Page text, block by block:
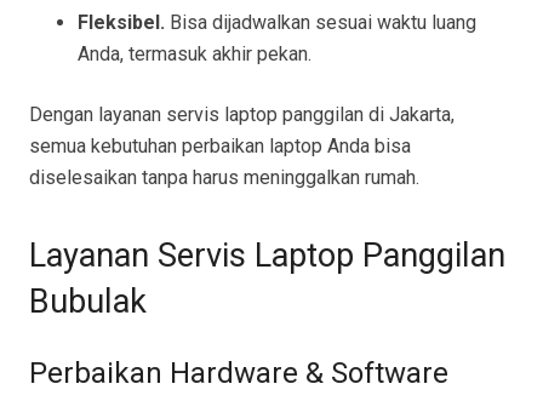
Fleksibel. Bisa dijadwalkan sesuai waktu luang
Anda, termasuk akhir pekan.
Dengan layanan servis laptop panggilan di Jakarta,
semua kebutuhan perbaikan laptop Anda bisa
diselesaikan tanpa harus meninggalkan rumah.
Layanan Servis Laptop Panggilan
Bubulak
Perbaikan Hardware & Software